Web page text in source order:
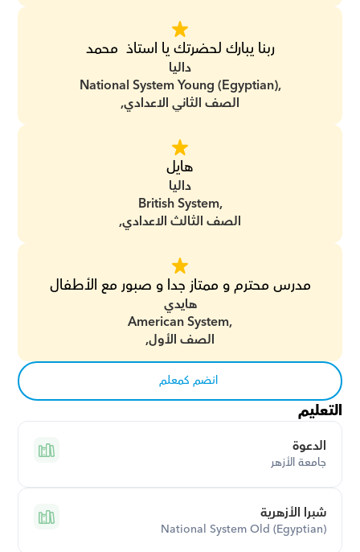
ربنا يبارك لحضرتك يا استاذ  محمد
داليا
الصف الثاني الاعدادي,
National System Young (Egyptian),
هايل
داليا
الصف الثالث الاعدادي,
British System,
مدرس محترم و ممتاز جدا و صبور مع الأطفال
هايدي
الصف الأول,
American System,
انضم كمعلم
التعليم
الدعوة
جامعة الأزهر
شبرا الأزهرية
National System Old (Egyptian)